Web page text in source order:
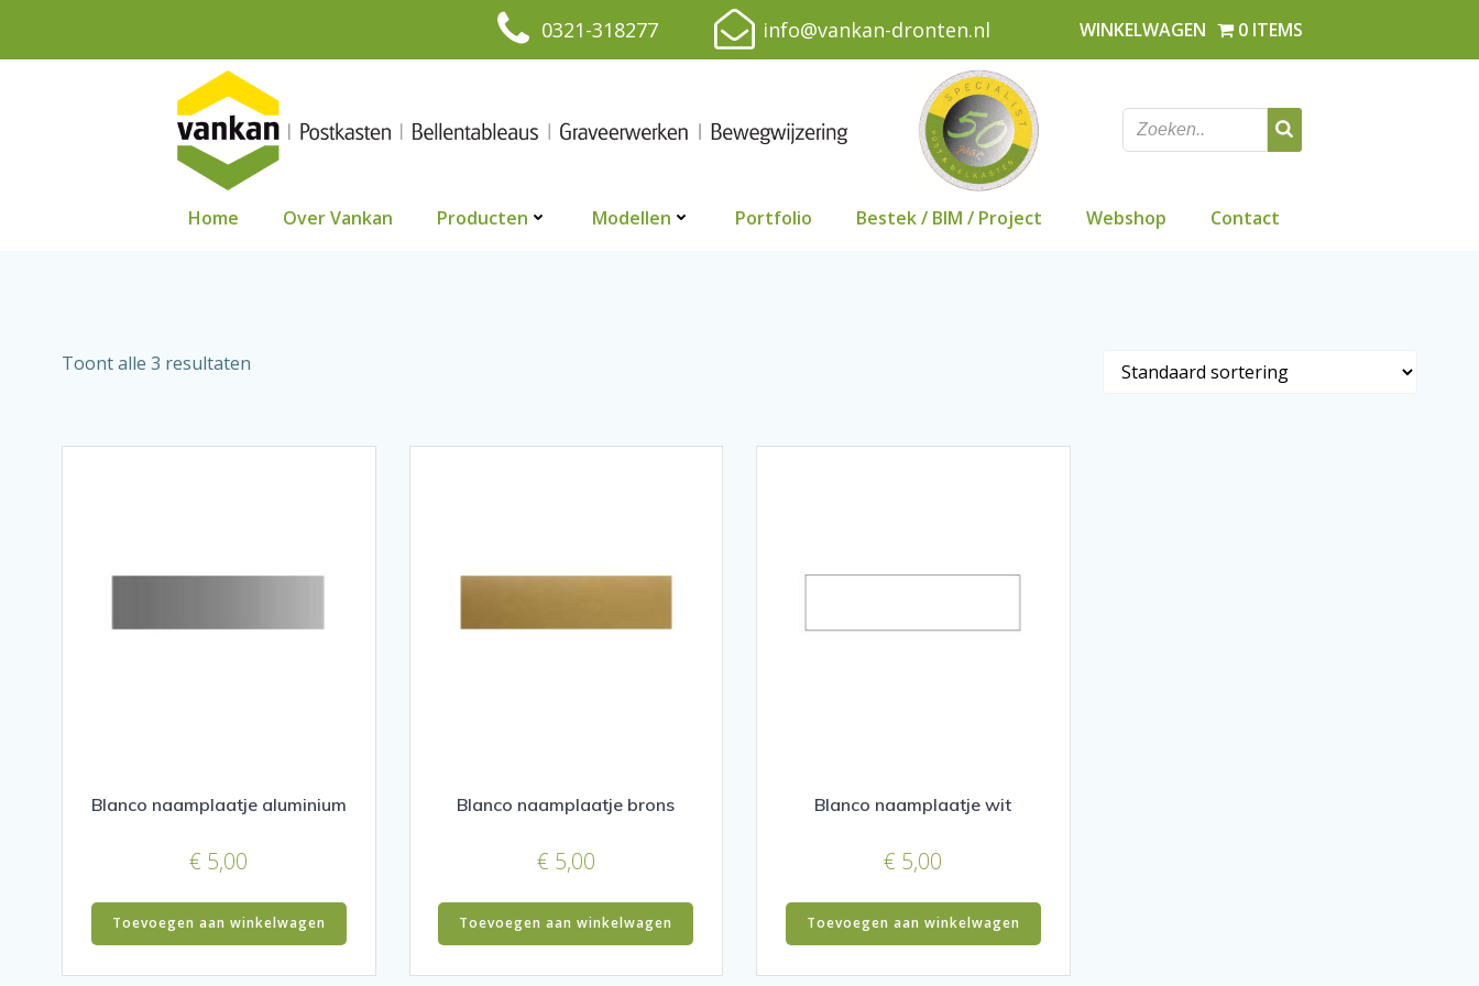
de
0321-318277 info@vankan-dronten.nl WINKELWAGEN 0 ITEMS
Home Over Vankan Producten Modellen Portfolio Bestek / BIM / Project Webshop Contact
Toont alle 3 resultaten
Blanco naamplaatje aluminium
€ 5,00
Toevoegen aan winkelwagen
Blanco naamplaatje brons
€ 5,00
Toevoegen aan winkelwagen
Blanco naamplaatje wit
€ 5,00
Toevoegen aan winkelwagen